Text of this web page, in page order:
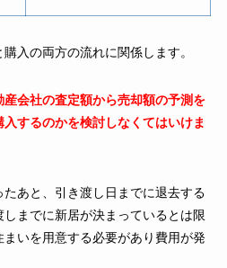
入の両方の流れに関係します。
会社の査定額から売却額の予測を
するのかを検討しなくてはいけま
あと、引き渡し日までに退去する
までに新居が決まっているとは限
いを用意する必要があり費用が発